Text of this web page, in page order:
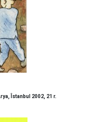
Îstanbul 2002, 21 r.